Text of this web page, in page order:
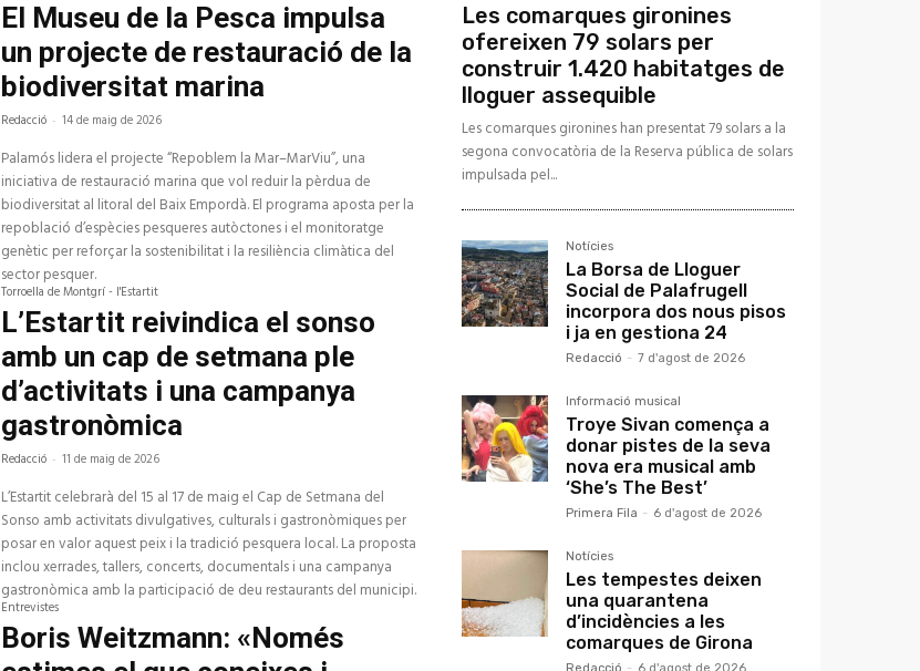
El Museu de la Pesca impulsa
un projecte de restauració de la
biodiversitat marina
Redacció - 14 de maig de 2026
Palamós lidera el projecte “Repoblem la Mar–MarViu”, una
iniciativa de restauració marina que vol reduir la pèrdua de
biodiversitat al litoral del Baix Empordà. El programa aposta per la
repoblació d’espècies pesqueres autòctones i el monitoratge
genètic per reforçar la sostenibilitat i la resiliència climàtica del
sector pesquer.
Torroella de Montgrí - l'Estartit
L’Estartit reivindica el sonso
amb un cap de setmana ple
d’activitats i una campanya
gastronòmica
Redacció - 11 de maig de 2026
L’Estartit celebrarà del 15 al 17 de maig el Cap de Setmana del
Sonso amb activitats divulgatives, culturals i gastronòmiques per
posar en valor aquest peix i la tradició pesquera local. La proposta
inclou xerrades, tallers, concerts, documentals i una campanya
gastronòmica amb la participació de deu restaurants del municipi.
Entrevistes
Boris Weitzmann: «Només
Les comarques gironines
ofereixen 79 solars per
construir 1.420 habitatges de
lloguer assequible
Les comarques gironines han presentat 79 solars a la
segona convocatòria de la Reserva pública de solars
impulsada pel...
Notícies
La Borsa de Lloguer
Social de Palafrugell
incorpora dos nous pisos
i ja en gestiona 24
Redacció - 7 d'agost de 2026
Informació musical
Troye Sivan comença a
donar pistes de la seva
nova era musical amb
‘She’s The Best’
Primera Fila - 6 d'agost de 2026
Notícies
Les tempestes deixen
una quarantena
d’incidències a les
comarques de Girona